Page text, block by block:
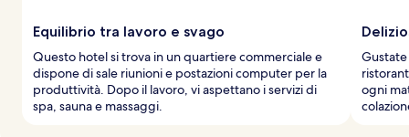
Equilibrio tra lavoro e svago
Questo hotel si trova in un quartiere commerciale e
dispone di sale riunioni e postazioni computer per la
produttività. Dopo il lavoro, vi aspettano i servizi di
spa, sauna e massaggi.
ogni